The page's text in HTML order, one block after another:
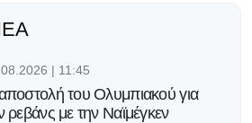
| 11:45
του Ολυμπιακού για
ρεβάνς με την Ναϊμέγκεν